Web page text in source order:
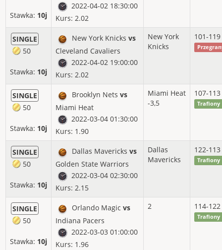
Stawka: 10j
2022-04-02 18:30:00
Kurs: 2.02
SINGLE
50
Stawka: 10j
New York Knicks vs
Cleveland Cavaliers
2022-04-02 19:00:00
Kurs: 2.02
New York
Knicks
101-119
SINGLE
50
Stawka: 10j
Brooklyn Nets vs
Miami Heat
2022-03-04 01:30:00
Kurs: 1.90
Miami Heat
-3,5
107-113
Trafiony
SINGLE
50
Stawka: 10j
Dallas Mavericks vs
Golden State Warriors
2022-03-04 02:30:00
Kurs: 2.15
Dallas
Mavericks
122-113
Trafiony
SINGLE
50
Stawka: 10j
Orlando Magic vs
Indiana Pacers
2022-03-03 01:00:00
Kurs: 1.96
2 114-122
Trafiony